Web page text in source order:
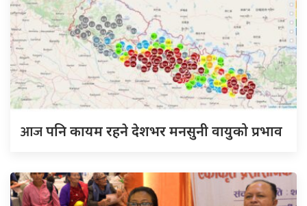
आजपनि कायम रहने देशभर मनसुनी वायुको प्रभाव